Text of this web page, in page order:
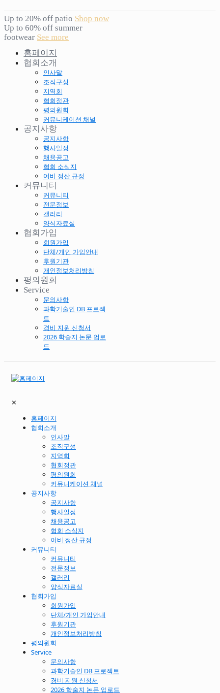
Up to 20% off patio Shop now
Up to 60% off summer
footwear See more
홈페이지
협회소개
인사말
조직구성
지역회
협회정관
평의원회
커뮤니케이션 채널
공지사항
공지사항
행사일정
채용공고
협회 소식지
여비 정산 규정
커뮤니티
커뮤니티
전문정보
갤러리
양식자료실
협회가입
회원가입
단체/개인 가입안내
후원기관
개인정보처리방침
평의원회
Service
문의사항
과학기술인 DB 프로젝
트
경비 지원 신청서
2026 학술지 논문 업로
드
✕
홈페이지
협회소개
인사말
조직구성
지역회
협회정관
평의원회
커뮤니케이션 채널
공지사항
공지사항
행사일정
채용공고
협회 소식지
여비 정산 규정
커뮤니티
커뮤니티
전문정보
갤러리
양식자료실
협회가입
회원가입
단체/개인 가입안내
후원기관
개인정보처리방침
평의원회
Service
문의사항
과학기술인 DB 프로젝트
경비 지원 신청서
2026 학술지 논문 업로드